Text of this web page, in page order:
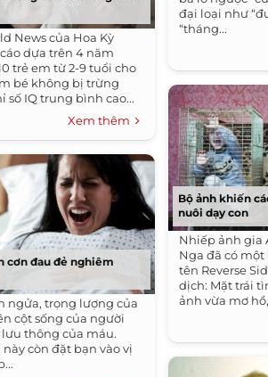
News của Hoa Kỳ
dựa trên 4 năm
trẻ em từ 2-9 tuổi cho
bé không bị trừng
số IQ trung bình cao...
Xem thêm
cơn đau đẻ nghiêm
ngửa, trọng lượng của
cột sống của người
thông của máu.
còn đặt bạn vào vị
đại loại như
“tháng...
Bộ ảnh khiến
nuôi dạy con
Nhiếp ảnh gia
Nga đã có một
tên Reverse
dịch: Mặt trái
ảnh vừa mơ